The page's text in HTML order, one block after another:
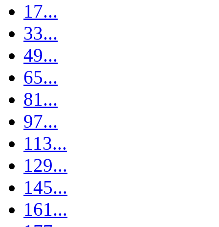
17...
33...
49...
65...
81...
97...
113...
129...
145...
161...